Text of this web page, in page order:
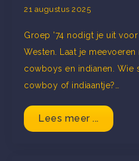
21 augustus 2025
Groep ’74 nodigt je uit
Westen. Laat je
cowboys en indianen. Wie
cowboy of indiaantje?…
Lees meer ...